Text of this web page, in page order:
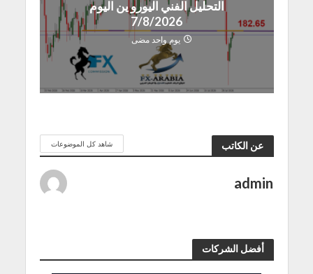
التحليل الفني اليورو ين اليوم
7/8/2026
يوم واحد مضى
عن الكاتب شاهد كل الموضوعات
admin
أفضل الشركات